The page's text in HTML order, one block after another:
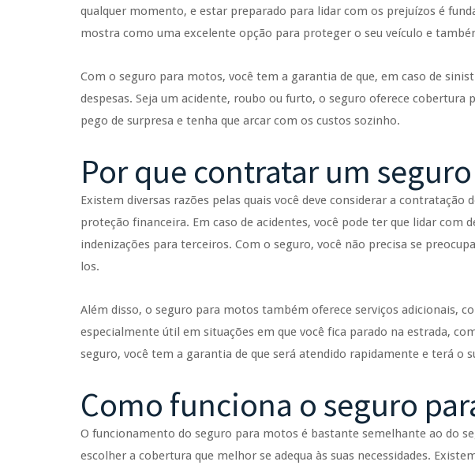
qualquer momento, e estar preparado para lidar com os prejuízos é
mostra como uma excelente opção para proteger o seu veículo e
Com o seguro para motos, você tem a garantia de que, em caso de
despesas. Seja um acidente, roubo ou furto, o seguro oferece cobertura
pego de surpresa e tenha que arcar com os custos sozinho.
Por que contratar um
Existem diversas razões pelas quais você deve considerar a
proteção financeira. Em caso de acidentes, você pode ter que lidar com
indenizações para terceiros. Com o seguro, você não precisa se
los.
Além disso, o seguro para motos também oferece serviços adicionais,
especialmente útil em situações em que você fica parado na estrada,
seguro, você tem a garantia de que será atendido rapidamente e terá o
Como funciona o seguro
O funcionamento do seguro para motos é bastante semelhante ao do
escolher a cobertura que melhor se adequa às suas necessidades.